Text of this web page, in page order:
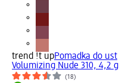
trend !t upPomadka do ust
Volumizing Nude 310, 4,2 g
(18)